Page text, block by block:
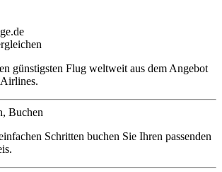
günstigsten Flug weltweit aus dem Angebot
Buchen
Schritten buchen Sie Ihren passenden